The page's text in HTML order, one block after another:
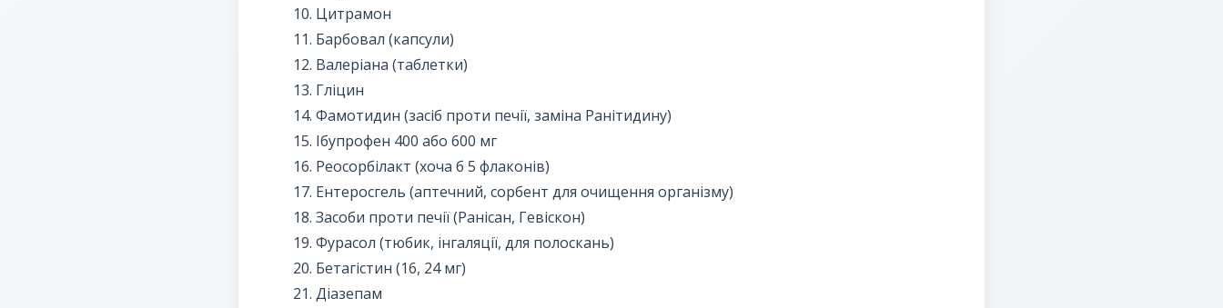
10. Цитрамон
11. Барбовал (капсули)
12. Валеріана (таблетки)
13. Гліцин
14. Фамотидин (засіб проти печії, заміна Ранітидину)
15. Ібупрофен 400 або 600 мг
16. Реосорбілакт (хоча б 5 флаконів)
17. Ентеросгель (аптечний, сорбент для очищення організму)
18. Засоби проти печії (Ранісан, Гевіскон)
19. Фурасол (тюбик, інгаляції, для полоскань)
20. Бетагістин (16, 24 мг)
21. Діазепам